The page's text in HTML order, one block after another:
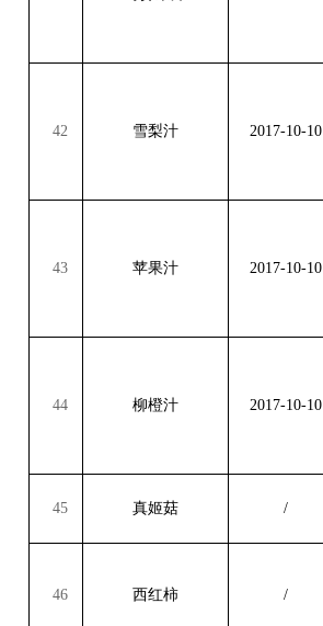
42 雪梨汁 2017-10-10
43 苹果汁 2017-10-10
44 柳橙汁 2017-10-10
45 真姬菇 /
46 西红柿 /